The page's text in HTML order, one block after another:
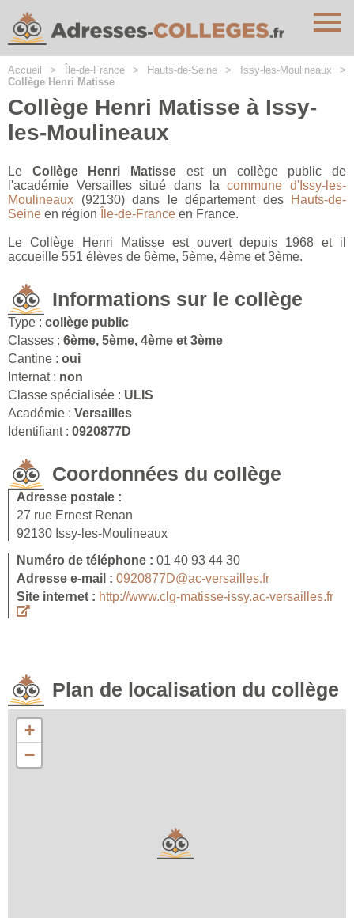
Accueil > Île-de-France> Hauts-de-Seine > Issy-les-Moulineaux >
Collège Henri Matisse
Collège Henri Matisse à Issy-
les-Moulineaux
Le Collège Henri Matisseest un collège public de
l'académie Versailles situé dans lacommune d'Issy-les-
Moulineaux (92130) dans le département des
Hauts-de-
Seine en région Île-de-France en France.
Le Collège Henri Matisse est ouvert depuis 1968 et il
accueille 551 élèves de 6ème, 5ème, 4ème et 3ème.
Informations sur le collège
Type : collège public
Classes : 6ème, 5ème, 4ème et 3ème
Cantine : oui
Internat : non
Classe spécialisée : ULIS
Académie : Versailles
Identifiant : 0920877D
Coordonnées du collège
Adresse postale :
27 rue Ernest Renan
92130 Issy-les-Moulineaux
Numéro de téléphone : 01 40 93 44 30
Adresse e-mail : 0920877D@ac-versailles.fr
Site internet : http://www.clg-matisse-issy.ac-versailles.fr
Plan de localisation du collège
+
−